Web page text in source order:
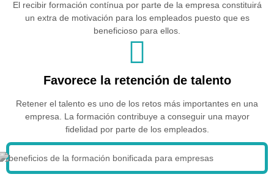
El recibir formación contínua por parte de la empresa constituirá
un extra de motivación para los empleados puesto que es
beneficioso para ellos.
Favorece la retención de talento
Retener el talento es uno de los retos más importantes en una
empresa. La formación contribuye a conseguir una mayor
fidelidad por parte de los empleados.